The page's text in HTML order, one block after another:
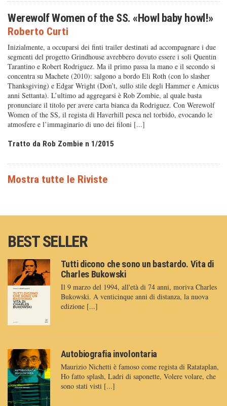
Werewolf Women of the SS. «Howl baby howl!»
Roberto Curti
Inizialmente, a occuparsi dei finti trailer destinati ad accompagnare i due
segmenti del progetto Grindhouse avrebbero dovuto essere i soli Quentin
Tarantino e Robert Rodriguez. Ma il primo passa la mano e il secondo si
concentra su Machete (2010): salgono a bordo Eli Roth (con lo slasher
Thanksgiving) e Edgar Wright (Don’t, sullo stile degli Hammer e Amicus
anni Settanta). L’ultimo ad aggregarsi è Rob Zombie, al quale basta
pronunciare il titolo per avere carta bianca da Rodriguez. Con Werewolf
Women of the SS, il regista di Haverhill pesca nel torbido, evocando le
atmosfere e l’immaginario di uno dei filoni [...]
Tratto da Rob Zombie n 1/2015
BEST SELLER
Tutti dicono che sono un bastardo. Vita di
Charles Bukowski
Il 9 marzo del 1994, all'età di 74 anni, moriva Charles
Bukowski. A venticinque anni di distanza, la nuova
edizione [...]
Autobiografia involontaria
Maurizio Nichetti è famoso come regista di Ratataplan,
Ho fatto splash, Ladri di saponette, Volere volare, che
sono stati visti [...]